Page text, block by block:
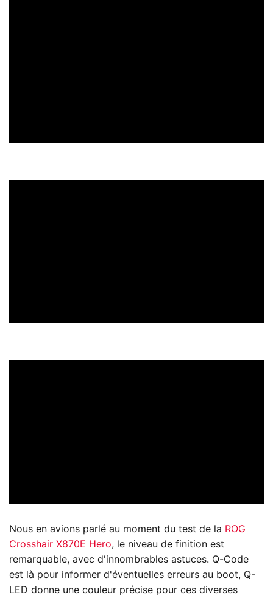
Nous en avions parlé au moment du test de la ROG
Crosshair X870E Hero, le niveau de finition est
remarquable, avec d'innombrables astuces. Q-Code
est là pour informer d'éventuelles erreurs au boot, Q-
LED donne une couleur précise pour ces diverses